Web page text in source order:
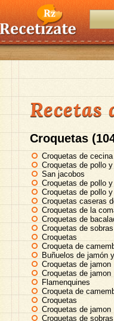
Recetas
Croquetas
Croquetas de cecina
Croquetas de pollo
San jacobos
Croquetas de pollo
Croquetas de pollo
Croquetas caseras
Croquetas de la
Croquetas de
Croquetas de
Croquetas
Croqueta de
Buñuelos de jamón
Croquetas de jamon
Croquetas de jamon
Flamenquines
Croqueta de
Croquetas
Croquetas de jamon
Croquetas de